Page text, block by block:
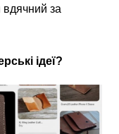
вдячний за
ідеї?